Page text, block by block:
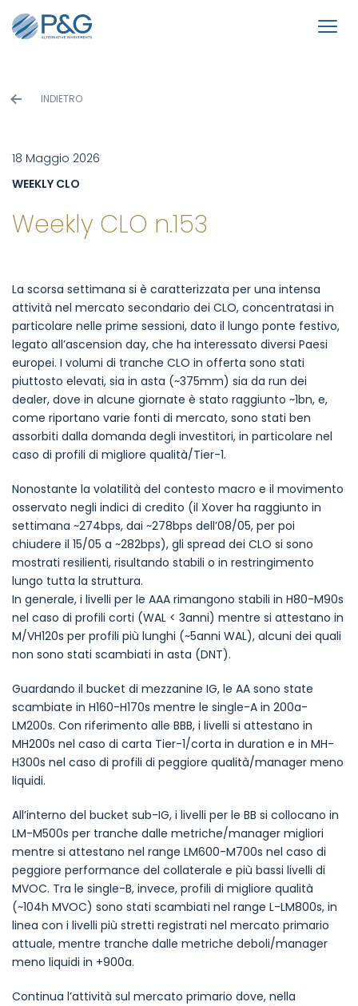
INDIETRO
18 Maggio 2026
WEEKLY CLO
Weekly CLO n.153
La scorsa settimana si è caratterizzata per una intensa
attività nel mercato secondario dei CLO, concentratasi in
particolare nelle prime sessioni, dato il lungo ponte festivo,
legato all’ascension day, che ha interessato diversi Paesi
europei. I volumi di tranche CLO in offerta sono stati
piuttosto elevati, sia in asta (~375mm) sia da run dei
dealer, dove in alcune giornate è stato raggiunto ~1bn, e,
come riportano varie fonti di mercato, sono stati ben
assorbiti dalla domanda degli investitori, in particolare nel
caso di profili di migliore qualità/Tier-1.
Nonostante la volatilità del contesto macro e il movimento
osservato negli indici di credito (il Xover ha raggiunto in
settimana ~274bps, dai ~278bps dell’08/05, per poi
chiudere il 15/05 a ~282bps), gli spread dei CLO si sono
mostrati resilienti, risultando stabili o in restringimento
lungo tutta la struttura.
In generale, i livelli per le AAA rimangono stabili in H80-M90s
nel caso di profili corti (WAL < 3anni) mentre si attestano in
M/VH120s per profili più lunghi (~5anni WAL), alcuni dei quali
non sono stati scambiati in asta (DNT).
Guardando il bucket di mezzanine IG, le AA sono state
scambiate in H160-H170s mentre le single-A in 200a-
LM200s. Con riferimento alle BBB, i livelli si attestano in
MH200s nel caso di carta Tier-1/corta in duration e in MH-
H300s nel caso di profili di peggiore qualità/manager meno
liquidi.
All’interno del bucket sub-IG, i livelli per le BB si collocano in
LM-M500s per tranche dalle metriche/manager migliori
mentre si attestano nel range LM600-M700s nel caso di
peggiore performance del collaterale e più bassi livelli di
MVOC. Tra le single-B, invece, profili di migliore qualità
(~104h MVOC) sono stati scambiati nel range L-LM800s, in
linea con i livelli più stretti registrati nel mercato primario
attuale, mentre tranche dalle metriche deboli/manager
meno liquidi in +900a.
Continua l’attività sul mercato primario dove, nella